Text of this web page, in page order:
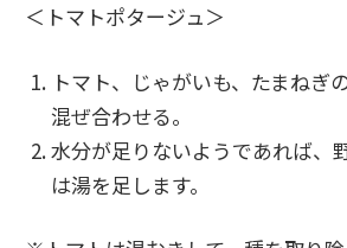
＜トマトポタージュ＞
トマト、じゃがいも、たまねぎ
混ぜ合わせる。
水分が足りないようであれば、
は湯を足します。